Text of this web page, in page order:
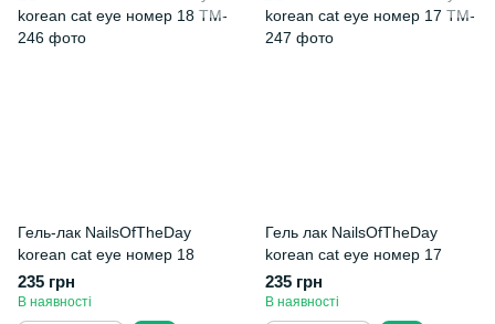
Гель-лак NailsOfTheDay
korean cat eye номер 18
235 грн
В наявності
Гель лак NailsOfTheDay
korean cat eye номер 17
235 грн
В наявності